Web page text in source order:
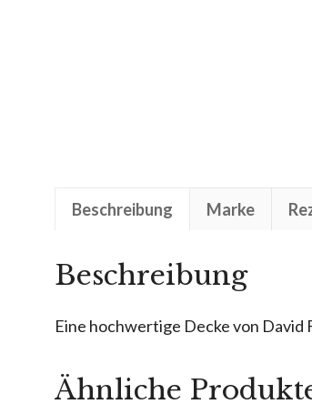
Beschreibung Marke
Beschreibung
Eine hochwertige Decke von
Ähnliche